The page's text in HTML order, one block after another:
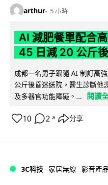
arthur 5 小時
AI 減肥餐單配合
45 日減 20 公斤
成都一名男子跟隨 AI 制訂高
公斤後昏迷送院。醫生診斷他
及多器官功能障礙。...
閱讀
10 2 ↗ 分享
3C科技 家居無線 影音產品